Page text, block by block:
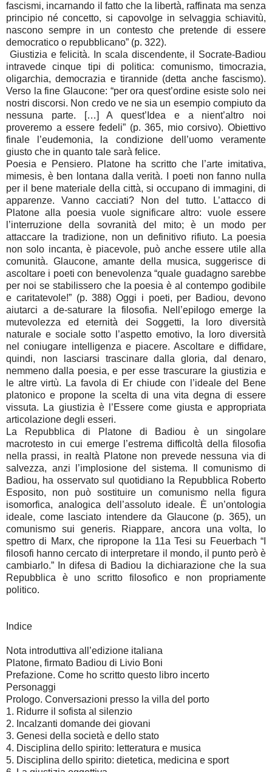
fascismi, incarnando il fatto che la libertà, raffinata ma senza
principio né concetto, si capovolge in selvaggia schiavitù,
nascono sempre in un contesto che pretende di essere
democratico o repubblicano” (p. 322).
Giustizia e felicità. In scala discendente, il Socrate-Badiou
intravede cinque tipi di politica: comunismo, timocrazia,
oligarchia, democrazia e tirannide (detta anche fascismo).
Verso la fine Glaucone: “per ora quest’ordine esiste solo nei
nostri discorsi. Non credo ve ne sia un esempio compiuto da
nessuna parte. […] A quest’Idea e a nient’altro noi
proveremo a essere fedeli” (p. 365, mio corsivo). Obiettivo
finale l’eudemonia, la condizione dell’uomo veramente
giusto che in quanto tale sarà felice.
Poesia e Pensiero. Platone ha scritto che l’arte imitativa,
mimesis, è ben lontana dalla verità. I poeti non fanno nulla
per il bene materiale della città, si occupano di immagini, di
apparenze. Vanno cacciati? Non del tutto. L’attacco di
Platone alla poesia vuole significare altro: vuole essere
l’interruzione della sovranità del mito; è un modo per
attaccare la tradizione, non un definitivo rifiuto. La poesia
non solo incanta, è piacevole, può anche essere utile alla
comunità. Glaucone, amante della musica, suggerisce di
ascoltare i poeti con benevolenza “quale guadagno sarebbe
per noi se stabilissero che la poesia è al contempo godibile
e caritatevole!” (p. 388) Oggi i poeti, per Badiou, devono
aiutarci a de-saturare la filosofia. Nell’epilogo emerge la
mutevolezza ed eternità dei Soggetti, la loro diversità
naturale e sociale sotto l’aspetto emotivo, la loro diversità
nel coniugare intelligenza e piacere. Ascoltare e diffidare,
quindi, non lasciarsi trascinare dalla gloria, dal denaro,
nemmeno dalla poesia, e per esse trascurare la giustizia e
le altre virtù. La favola di Er chiude con l’ideale del Bene
platonico e propone la scelta di una vita degna di essere
vissuta. La giustizia è l’Essere come giusta e appropriata
articolazione degli esseri.
La Repubblica di Platone di Badiou è un singolare
macrotesto in cui emerge l’estrema difficoltà della filosofia
nella prassi, in realtà Platone non prevede nessuna via di
salvezza, anzi l’implosione del sistema. Il comunismo di
Badiou, ha osservato sul quotidiano la Repubblica Roberto
Esposito, non può sostituire un comunismo nella figura
isomorfica, analogica dell’assoluto ideale. È un’ontologia
ideale, come lasciato intendere da Glaucone (p. 365), un
comunismo sui generis. Riappare, ancora una volta, lo
spettro di Marx, che ripropone la 11a Tesi su Feuerbach “I
filosofi hanno cercato di interpretare il mondo, il punto però è
cambiarlo.” In difesa di Badiou la dichiarazione che la sua
Repubblica è uno scritto filosofico e non propriamente
politico.
Indice
Nota introduttiva all’edizione italiana
Platone, firmato Badiou di Livio Boni
Prefazione. Come ho scritto questo libro incerto
Personaggi
Prologo. Conversazioni presso la villa del porto
1. Ridurre il sofista al silenzio
2. Incalzanti domande dei giovani
3. Genesi della società e dello stato
4. Disciplina dello spirito: letteratura e musica
5. Disciplina dello spirito: dietetica, medicina e sport